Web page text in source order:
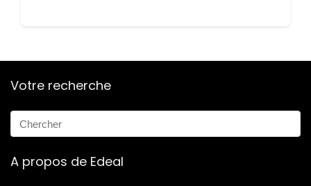
Votre recherche
A propos de Edeal